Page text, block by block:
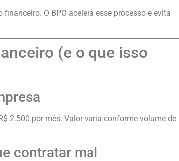
O BPO acelera esse processo e evita
(e o que isso
2.500 por mês. Valor varia conforme volume de
contratar mal